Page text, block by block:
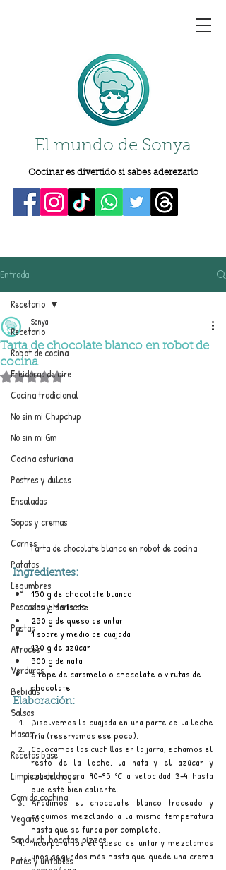
El mundo de Sonya
Cocinar es divertido si sabes aderezarlo
Entrada
Recetario
Robot de cocina
Freidoras de aire
Cocina tradicional
No sin mi Chupchup
No sin mi Gm
Cocina asturiana
Postres y dulces
Ensaladas
Sopas y cremas
Carnes
Patatas
Legumbres
Pescados y Mariscos
Pastas
Arroces
Verduras
Bebidas
Salsas
Masas
Recetas base
Limpieza del hogar
Comida cochina
Vegano
Sandwich, bocatas, pizzas...
Patés y untables
Recetario
Tarta de chocolate blanco en robot de
cocina
Sonya
Obtuvo NaN de 5 estrellas.
Tarta de chocolate blanco en robot de cocina
Ingredientes:
150 g de chocolate blanco
250 g de leche
250 g de queso de untar
1 sobre y medio de cuajada
130 g de azúcar
500 g de nata
Sirope de caramelo o chocolate o virutas de
chocolate
Elaboración:
Disolvemos la cuajada en una parte de la leche
fría (reservamos ese poco).
Colocamos las cuchillas en la jarra, echamos el
resto de la leche, la nata y el azúcar y
calentamos a 90–95 ºC a velocidad 3–4 hasta
que esté bien caliente.
Añadimos el chocolate blanco troceado y
seguimos mezclando a la misma temperatura
hasta que se funda por completo.
Incorporamos el queso de untar y mezclamos
unos segundos más hasta que quede una crema